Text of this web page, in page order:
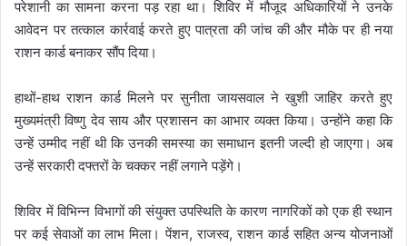
परेशानी का सामना करना पड़ रहा था। शिविर में मौजूद अधिकारियों ने उनके
आवेदन पर तत्काल कार्रवाई करते हुए पात्रता की जांच की और मौके पर ही नया
राशन कार्ड बनाकर सौंप दिया।
हाथों-हाथ राशन कार्ड मिलने पर सुनीता जायसवाल ने खुशी जाहिर करते हुए
मुख्यमंत्री विष्णु देव साय और प्रशासन का आभार व्यक्त किया। उन्होंने कहा कि
उन्हें उम्मीद नहीं थी कि उनकी समस्या का समाधान इतनी जल्दी हो जाएगा। अब
उन्हें सरकारी दफ्तरों के चक्कर नहीं लगाने पड़ेंगे।
शिविर में विभिन्न विभागों की संयुक्त उपस्थिति के कारण नागरिकों को एक ही स्थान
पर कई सेवाओं का लाभ मिला। पेंशन, राजस्व, राशन कार्ड सहित अन्य योजनाओं